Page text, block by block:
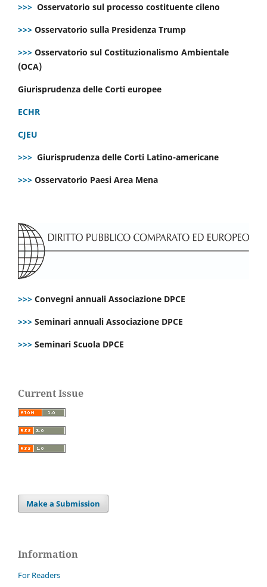
>>> Osservatorio sul processo costituente cileno
>>> Osservatorio sulla Presidenza Trump
>>> Osservatorio sul Costituzionalismo Ambientale
(OCA)
Giurisprudenza delle Corti europee
ECHR
CJEU
>>> Giurisprudenza delle Corti Latino-americane
>>> Osservatorio Paesi Area Mena
>>> Convegni annuali Associazione DPCE
>>> Seminari annuali Associazione DPCE
>>> Seminari Scuola DPCE
Current Issue
Make a Submission
Information
For Readers